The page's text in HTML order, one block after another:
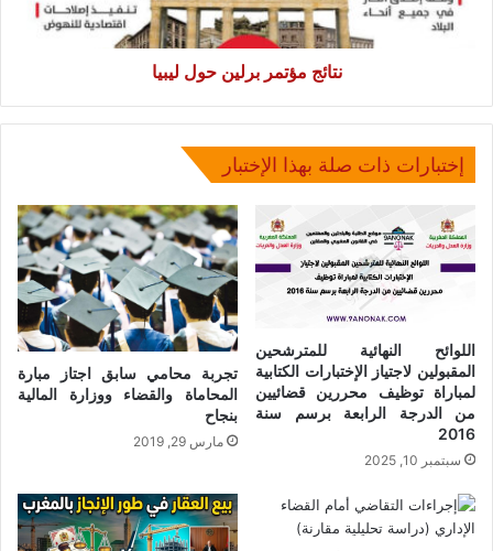
نتائج مؤتمر برلين حول ليبيا
إختبارات ذات صلة بهذا الإختبار
اللوائح النهائية للمترشحين
المقبولين لاجتياز الإختبارات الكتابية
لمباراة توظيف محررين قضائيين
من الدرجة الرابعة برسم سنة
2016
سبتمبر 10, 2025
تجربة محامي سابق اجتاز مبارة
المحاماة والقضاء ووزارة المالية
بنجاح
مارس 29, 2019